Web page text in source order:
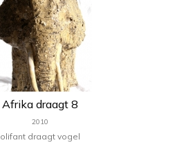
Afrika draagt 8
2010
olifant draagt vogel